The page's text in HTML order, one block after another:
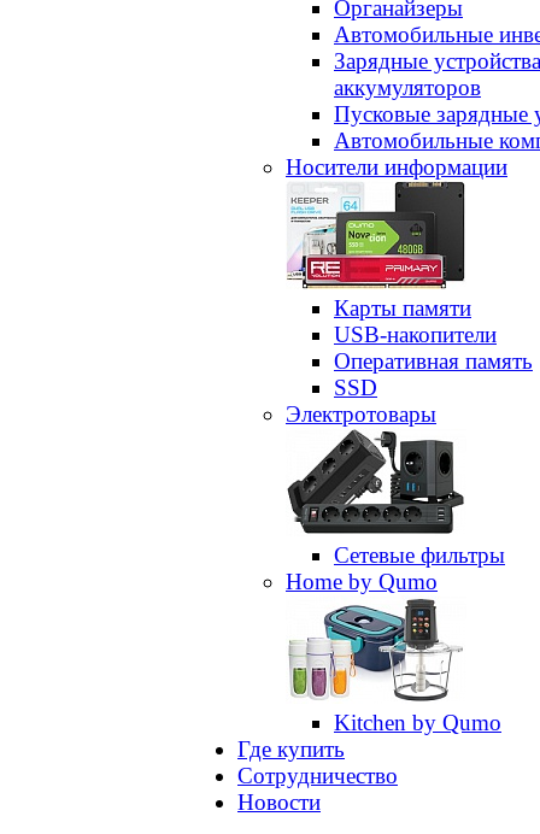
Органайзеры
Автомобильные
Зарядные
аккумуляторов
Пусковые зарядные
Автомобильные
Носители информации
Карты памяти
USB-накопители
Оперативная память
SSD
Электротовары
Сетевые фильтры
Home by Qumo
Kitchen by Qumo
Где купить
Сотрудничество
Новости